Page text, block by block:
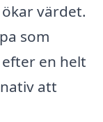
värdet.
som
en helt
att